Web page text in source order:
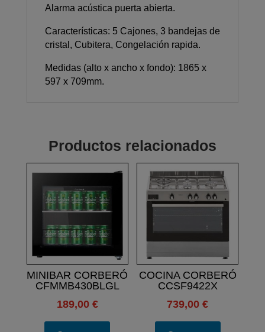
Alarma acústica puerta abierta.
Características: 5 Cajones, 3 bandejas de
cristal, Cubitera, Congelación rapida.
Medidas (alto x ancho x fondo): 1865 x
597 x 709mm.
Productos relacionados
MINIBAR CORBERÓ
CFMMB430BLGL
189,00 €
COCINA CORBERÓ
CCSF9422X
739,00€